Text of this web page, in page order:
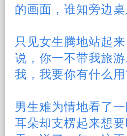
的画面，谁知旁边
只见女生腾地站起
说，你一不带我旅游
我，我要你有什么用
男生难为情地看了
耳朵却支楞起来想